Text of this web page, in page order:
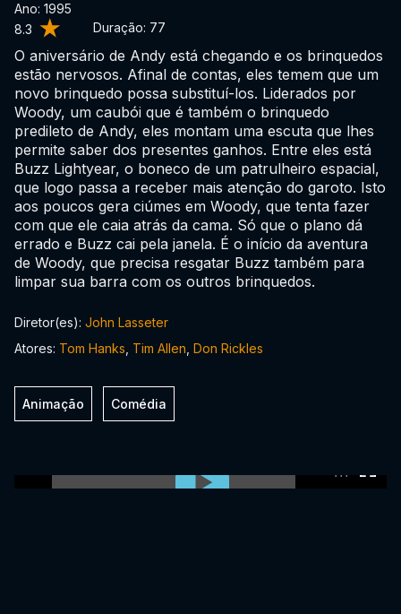
8.3 Duração: 77
Ano: 1995
O aniversário de Andy está chegando e os brinquedos
estão nervosos. Afinal de contas, eles temem que um
novo brinquedo possa substituí-los. Liderados por
Woody, um caubói que é também o brinquedo
predileto de Andy, eles montam uma escuta que lhes
permite saber dos presentes ganhos. Entre eles está
Buzz Lightyear, o boneco de um patrulheiro espacial,
que logo passa a receber mais atenção do garoto. Isto
aos poucos gera ciúmes em Woody, que tenta fazer
com que ele caia atrás da cama. Só que o plano dá
errado e Buzz cai pela janela. É o início da aventura
de Woody, que precisa resgatar Buzz também para
limpar sua barra com os outros brinquedos.
Diretor(es): John Lasseter
Atores: Tom Hanks Tim Allen Don Rickles
Animação Comédia